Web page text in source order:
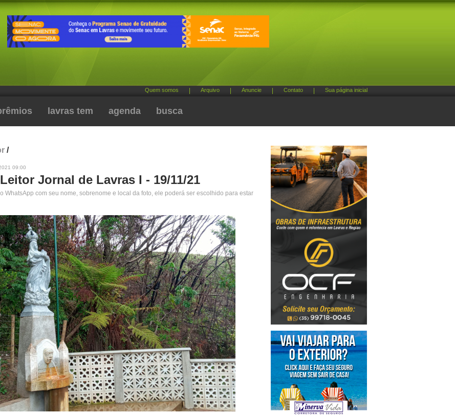
Quem somos Arquivo Anuncie Contato Sua página inicial
lavras tem agenda busca
/
09:00
Jornal de Lavras I - 19/11/21
WhatsApp com seu nome, sobrenome e local da foto, ele poderá ser escolhido para estar